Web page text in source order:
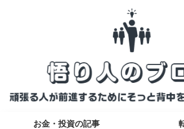
お金・投資の記事